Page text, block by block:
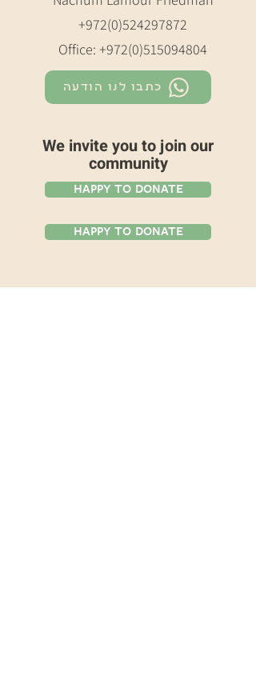
+972(0)524297872
Office: +972(0)515094804
כתבו לנו הודעה
We invite you to join our
community
Happy To Donate
Happy To Donate